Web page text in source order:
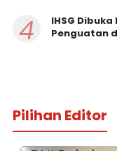
4
IHSG
Penguatan
Pilihan Editor